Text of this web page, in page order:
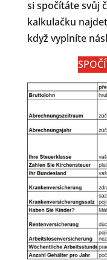
si spočítáte svůj
kalkulačku
když vyplníte